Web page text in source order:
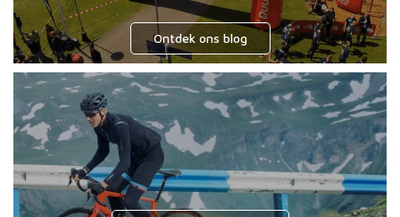
Ontdek ons blog